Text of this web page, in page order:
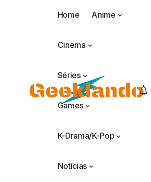
Home Anime
Cinema
Séries
Games
K-Drama/K-Pop
Notícias